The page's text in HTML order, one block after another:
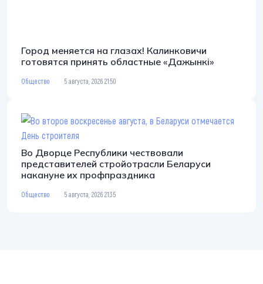
Город меняется на глазах! Калинковичи
готовятся принять областные «Дажынкі»
Общество 5 августа, 2026 21:50
Во Дворце Республики чествовали
представителей стройотрасли Беларуси
накануне их профпраздника
Общество 5 августа, 2026 21:35